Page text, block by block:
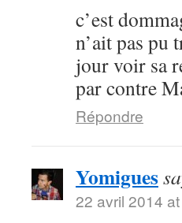
c’est
n’ait pas pu
jour voir sa
par contre
Répondre
Yomigues
22 avril 2014